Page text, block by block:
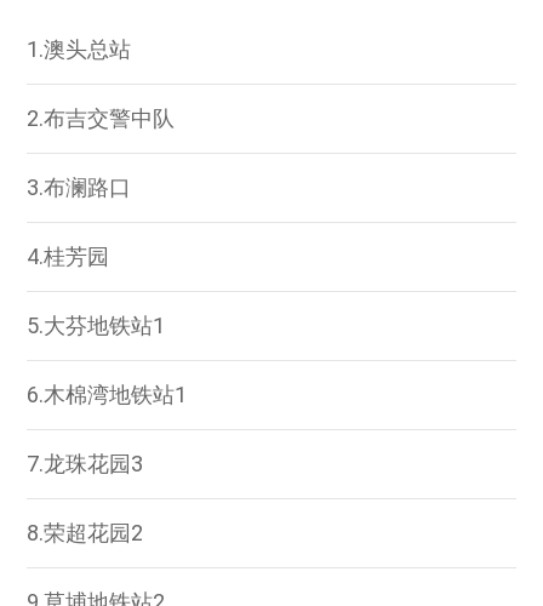
1.澳头总站
2.布吉交警中队
3.布澜路口
4.桂芳园
5.大芬地铁站1
6.木棉湾地铁站1
7.龙珠花园3
8.荣超花园2